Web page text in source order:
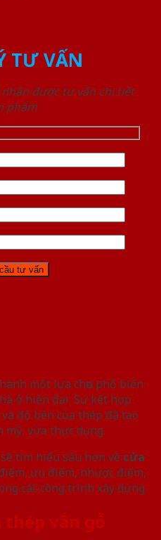
TƯ VẤN
được tư vấn chi tiết
phẩm
một lựa chọn phổ biến
ở hiện đại. Sự kết hợp
độ bền của thép đã tạo
mỹ, vừa thực dụng.
tìm hiểu sâu hơn về cửa
ưu điểm, nhược điểm,
các công trình xây dựng.
thép vân gỗ